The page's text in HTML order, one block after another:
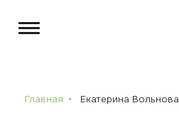
Главная Екатерина Вольнова